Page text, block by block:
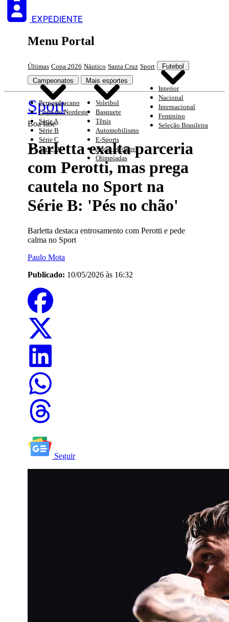
EXPEDIENTE
Menu Portal
Últimas Copa 2026 Náutico Santa Cruz Sport Futebol
Interior
Nacional
Internacional
Feminino
Seleção Brasileira
Campeonatos
Pernambucano
Copa do Nordeste
Série A
Série B
Série C
Série D
Mais esportes
Voleibol
Basquete
Tênis
Automobilismo
E-Sports
Jogos escolares
Olimpíadas
Sport
Boa fase
Barletta exalta parceria
com Perotti, mas prega
cautela no Sport na
Série B: 'Pés no chão'
Barletta destaca entrosamento com Perotti e pede
calma no Sport
Paulo Mota
Publicado: 10/05/2026 às 16:32
Seguir